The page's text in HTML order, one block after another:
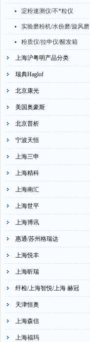
淀粉速测仪/不*粒仪
实验磨粉机/水份磨/旋风磨
粉质仪/拉申仪/醒发箱
上海沪粤明产品分类
瑞典Haglof
北京康光
美国奥豪斯
北京普析
宁波天恒
上海三申
上海精科
上海南汇
上海世平
上海博讯
惠通/苏州格瑞达
上海悦丰
上海昕瑞
纤检/上海智悦/上海 赫冠
天津恒奥
上海森信
上海福玛